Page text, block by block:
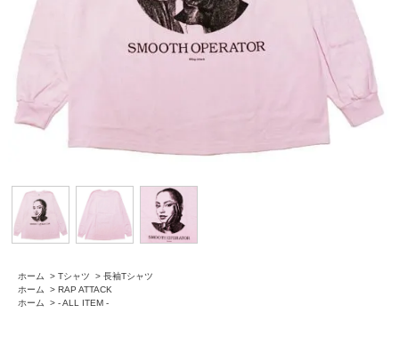
ホーム > Tシャツ > 長袖Tシャツ
ホーム
> RAP ATTACK
ホーム
> - ALL ITEM -